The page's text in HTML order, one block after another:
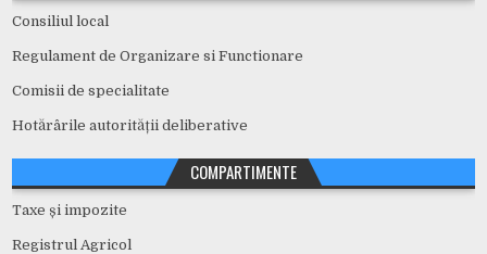
Consiliul local
Regulament de Organizare si Functionare
Comisii de specialitate
Hotărârile autorității deliberative
COMPARTIMENTE
Taxe și impozite
Registrul Agricol